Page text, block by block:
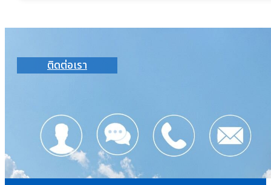
ติดต่อเรา